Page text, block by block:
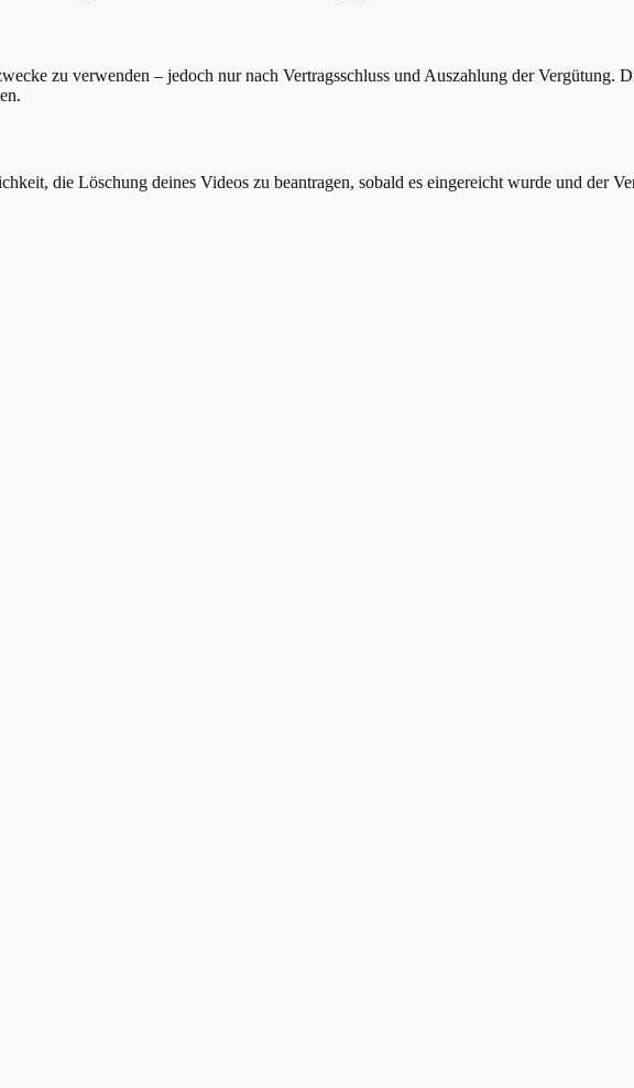
zu verwenden – jedoch nur nach Vertragsschluss und Auszahlung der Vergütung.
die Löschung deines Videos zu beantragen, sobald es eingereicht wurde und der